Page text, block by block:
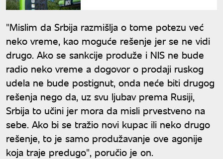
"Mislim da Srbija razmišlja o tome potezu već
neko vreme, kao moguće rešenje jer se ne vidi
drugo. Ako se sankcije produže i NIS ne bude
radio neko vreme a dogovor o prodaji ruskog
udela ne bude postignut, onda neće biti drugog
rešenja nego da, uz svu ljubav prema Rusiji,
Srbija to učini jer mora da misli prvestveno na
sebe. Ako bi se tražio novi kupac ili neko drugo
rešenje, to je samo produžavanje ove agonije
koja traje predugo", poručio je on.